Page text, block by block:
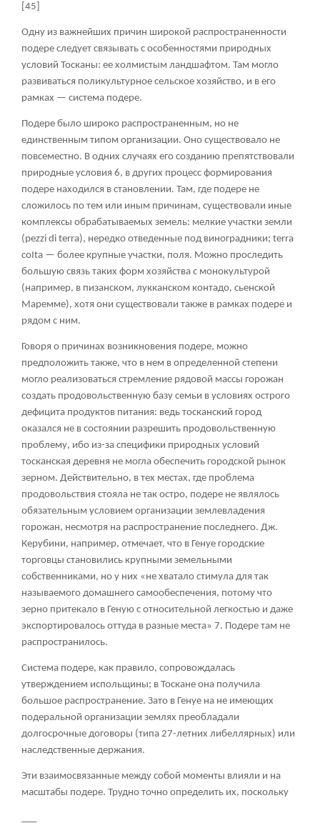
[45]
Одну из важнейших причин широкой распространенности
подере следует связывать с особенностями природных
условий Тосканы: ее холмистым ландшафтом. Там могло
развиваться поликультурное сельское хозяйство, и в его
рамках — система подере.
Подере было широко распространенным, но не
единственным типом организации. Оно существовало не
повсеместно. В одних случаях его созданию препятствовали
природные условия 6, в других процесс формирования
подере находился в становлении. Там, где подере не
сложилось по тем или иным причинам, существовали иные
комплексы обрабатываемых земель: мелкие участки земли
(pezzi di terra), нередко отведенные под виноградники; terra
соItа — более крупные участки, поля. Можно проследить
большую связь таких форм хозяйства с монокультурой
(например, в пизанском, лукканском контадо, сьенской
Маремме), хотя они существовали также в рамках подере и
рядом с ним.
Говоря о причинах возникновения подере, можно
предположить также, что в нем в определенной степени
могло реализоваться стремление рядовой массы горожан
создать продовольственную базу семьи в условиях острого
дефицита продуктов питания: ведь тосканский город
оказался не в состоянии разрешить продовольственную
проблему, ибо из-за специфики природных условий
тосканская деревня не могла обеспечить городской рынок
зерном. Действительно, в тех местах, где проблема
продовольствия стояла не так остро, подере не являлось
обязательным условием организации землевладения
горожан, несмотря на распространение последнего. Дж.
Керубини, например, отмечает, что в Генуе городские
торговцы становились крупными земельными
собственниками, но у них «не хватало стимула для так
называемого домашнего самообеспечения, потому что
зерно притекало в Геную с относительной легкостью и даже
экспортировалось оттуда в разные места» 7. Подере там не
распространилось.
Система подере, как правило, сопровождалась
утверждением испольщины; в Тоскане она получила
большое распространение. Зато в Генуе на не имеющих
подеральной организации землях преобладали
долгосрочные договоры (типа 27-летних либеллярных) или
наследственные держания.
Эти взаимосвязанные между собой моменты влияли и на
масштабы подере. Трудно точно определить их, поскольку